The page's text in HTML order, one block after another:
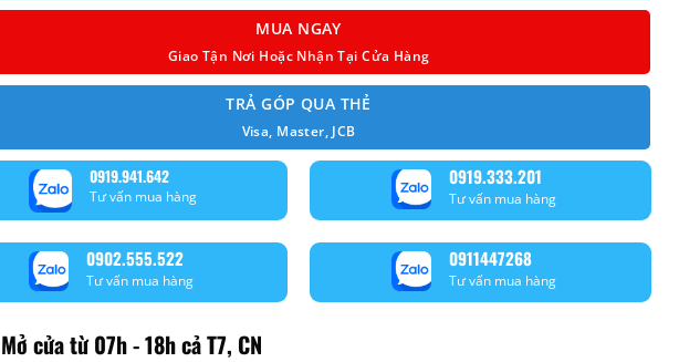
MUA NGAY
Giao Tận Nơi Hoặc Nhận Tại Cửa Hàng
TRẢ GÓP QUA THẺ
Visa, Master, JCB
0919.941.642
Tư vấn mua hàng
0919.333.201
Tư vấn mua hàng
0902.555.522
Tư vấn mua hàng
0911447268
Tư vấn mua hàng
Mở cửa từ 07h - 18h cả T7, CN